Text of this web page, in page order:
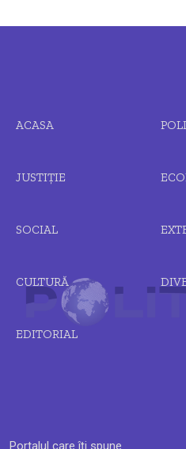
Portalul care îți spune
ACASA
JUSTIȚIE
SOCIAL
CULTURĂ
EDITORIAL